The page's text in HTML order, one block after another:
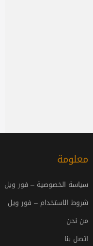
معلومة
سياسة الخصوصية – فور ويل
شروط الاستخدام – فور ويل
من نحن
اتصل بنا